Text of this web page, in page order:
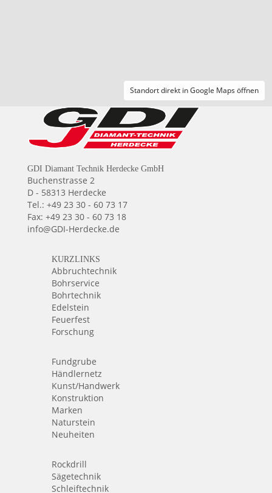
Standort direkt in Google Maps öffnen
GDI Diamant Technik Herdecke GmbH
Buchenstrasse 2
D - 58313 Herdecke
Tel.: +49 23 30 - 60 73 17
Fax: +49 23 30 - 60 73 18
info@GDI-Herdecke.de
KURZLINKS
Abbruchtechnik
Bohrservice
Bohrtechnik
Edelstein
Feuerfest
Forschung
Fundgrube
Händlernetz
Kunst/Handwerk
Konstruktion
Marken
Naturstein
Neuheiten
Rockdrill
Sägetechnik
Schleiftechnik